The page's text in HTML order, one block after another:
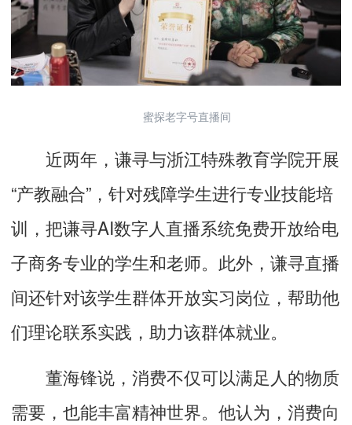
蜜探老字号直播间
近两年，谦寻与浙江特殊教育学院开展
“产教融合”，针对残障学生进行专业技能培
训，把谦寻AI数字人直播系统免费开放给电
子商务专业的学生和老师。此外，谦寻直播
间还针对该学生群体开放实习岗位，帮助他
们理论联系实践，助力该群体就业。
董海锋说，消费不仅可以满足人的物质
需要，也能丰富精神世界。他认为，消费向